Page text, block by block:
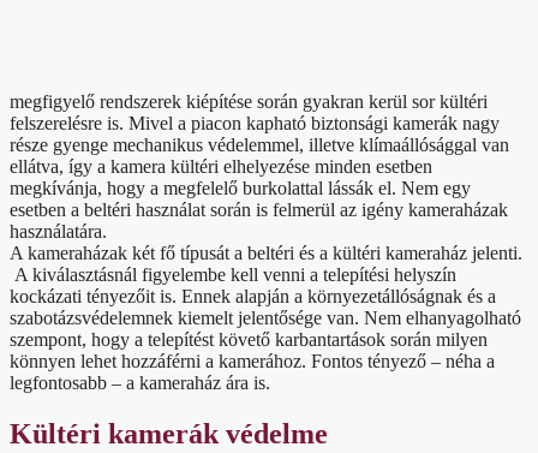
megfigyelő rendszerek kiépítése során gyakran kerül sor kültéri
felszerelésre is. Mivel a piacon kapható biztonsági kamerák nagy
része gyenge mechanikus védelemmel, illetve klímaállósággal van
ellátva, így a kamera kültéri elhelyezése minden esetben
megkívánja, hogy a megfelelő burkolattal lássák el. Nem egy
esetben a beltéri használat során is felmerül az igény kameraházak
használatára.
A kameraházak két fő típusát a beltéri és a kültéri kameraház jelenti.
A kiválasztásnál figyelembe kell venni a telepítési helyszín
kockázati tényezőit is. Ennek alapján a környezetállóságnak és a
szabotázsvédelemnek kiemelt jelentősége van. Nem elhanyagolható
szempont, hogy a telepítést követő karbantartások során milyen
könnyen lehet hozzáférni a kamerához. Fontos tényező – néha a
legfontosabb – a kameraház ára is.
Kültéri kamerák védelme